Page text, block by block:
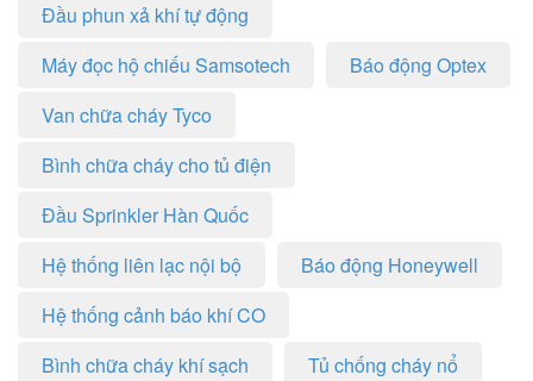
Đầu phun xả khí tự động
Máy đọc hộ chiếu Samsotech
Báo động Optex
Van chữa cháy Tyco
Bình chữa cháy cho tủ điện
Đầu Sprinkler Hàn Quốc
Hệ thống liên lạc nội bộ
Báo động Honeywell
Hệ thống cảnh báo khí CO
Bình chữa cháy khí sạch
Tủ chống cháy nổ